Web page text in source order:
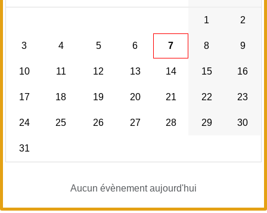
1 2
3 4 5 6 7 8 9
10 11 12 13 14 15 16
17 18 19 20 21 22 23
24 25 26 27 28 29 30
31
Aucun évènement aujourd'hui